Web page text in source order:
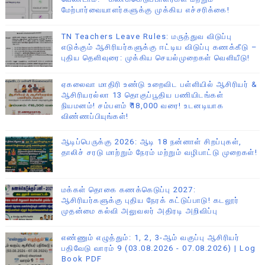
மேற்பார்வையாளர்களுக்கு முக்கிய எச்சரிக்கை!
TN Teachers Leave Rules: மருத்துவ விடுப்பு
எடுக்கும் ஆசிரியர்களுக்கு ஈட்டிய விடுப்பு கணக்கீடு –
புதிய தெளிவுரை: முக்கிய செயல்முறைகள் வெளியீடு!
ஏகலைவா மாதிரி உண்டு உறைவிட பள்ளியில் ஆசிரியர் &
ஆசிரியரல்லா 13 தொகுப்பூதிய பணியிடங்கள்
நியமனம்! சம்பளம் ₹18,000 வரை! உடனடியாக
விண்ணப்பியுங்கள்!
ஆடிப்பெருக்கு 2026: ஆடி 18 நன்னாள் சிறப்புகள்,
தாலிச் சரடு மாற்றும் நேரம் மற்றும் வழிபாட்டு முறைகள்!
மக்கள் தொகை கணக்கெடுப்பு 2027:
ஆசிரியர்களுக்கு புதிய நேரக் கட்டுப்பாடு! கடலூர்
முதன்மை கல்வி அலுவலர் அதிரடி அறிவிப்பு
எண்ணும் எழுத்தும்: 1, 2, 3-ஆம் வகுப்பு ஆசிரியர்
பதிவேடு வாரம் 9 (03.08.2026 - 07.08.2026) | Log
Book PDF